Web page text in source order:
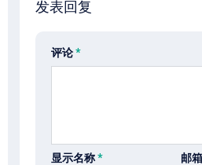
发表回复
评论*
显示名称* 邮